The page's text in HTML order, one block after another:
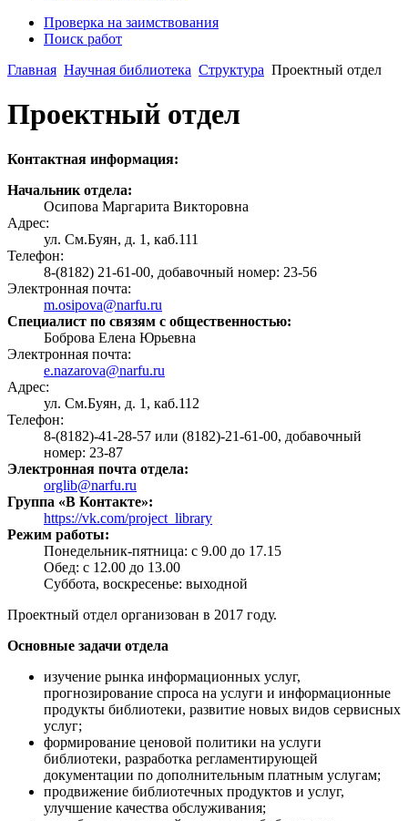
Проверка на заимствования
Поиск работ
Главная Научная библиотека Структура Проектный отдел​
Проектный отдел​
Контактная информация:
Начальник отдела:
Осипова Маргарита Викторовна
Адрес:
ул. См.Буян, д. 1, каб.111
Телефон:
8-(8182) 21-61-00, добавочный номер: 23-56
Электронная почта:
m.osipova@narfu.ru
Специалист по связям с общественностью:
Боброва Елена Юрьевна
Электронная почта:
e.nazarova@narfu.ru
Адрес:
ул. См.Буян, д. 1, каб.112
Телефон:
8-(8182)-41-28-57 или (8182)-21-61-00, добавочный
номер: 23-87
Электронная почта отдела:
orglib@narfu.ru
Группа «В Контакте»:
https://vk.com/project_library
Режим работы:
Понедельник-пятница: с 9.00 до 17.15
Обед: с 12.00 до 13.00
Cуббота, воскресенье: выходной
Проектный отдел организован в 2017 году.
Основные задачи отдела
изучение рынка информационных услуг,
прогнозирование спроса на услуги и информационные
продукты библиотеки, развитие новых видов сервисных
услуг;
формирование ценовой политики на услуги
библиотеки, разработка регламентирующей
документации по дополнительным платным услугам;
продвижение библиотечных продуктов и услуг,
улучшение качества обслуживания;